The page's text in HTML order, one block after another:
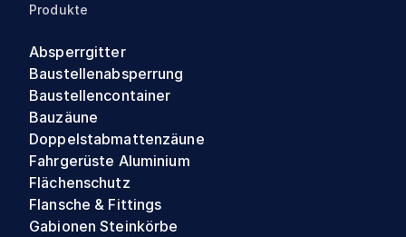
Produkte
Absperrgitter
Baustellenabsperrung
Baustellencontainer
Bauzäune
Doppelstabmattenzäune
Fahrgerüste Aluminium
Flächenschutz
Flansche & Fittings
Gabionen Steinkörbe